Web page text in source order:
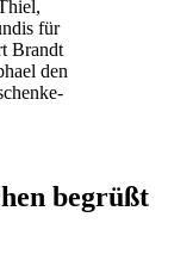
für
Brandt
den
begrüßt